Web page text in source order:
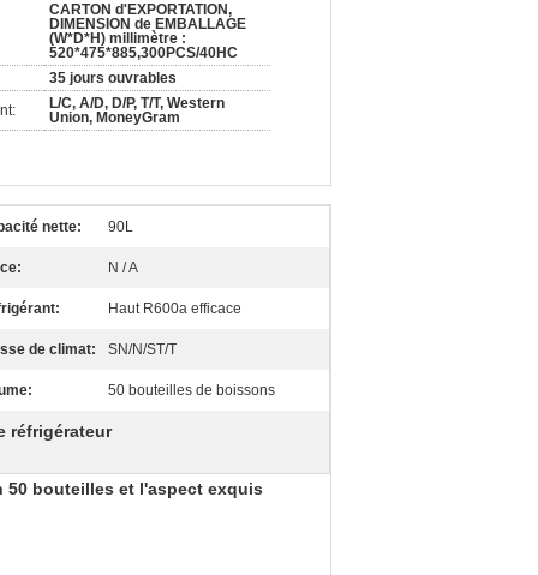
CARTON d'EXPORTATION,
DIMENSION de EMBALLAGE
(W*D*H) millimètre :
520*475*885,300PCS/40HC
35 jours ouvrables
L/C, A/D, D/P, T/T, Western
Union, MoneyGram
nette: 90L
N / A
Haut R600a efficace
de climat: SN/N/ST/T
50 bouteilles de boissons
réfrigérateur
50 bouteilles et l'aspect exquis